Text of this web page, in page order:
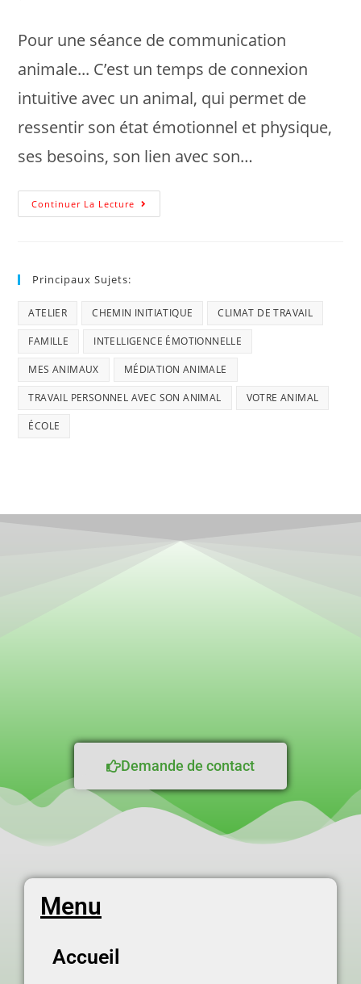
Pour une séance de communication
animale... C’est un temps de connexion
intuitive avec un animal, qui permet de
ressentir son état émotionnel et physique,
ses besoins, son lien avec son…
Continuer La Lecture
Principaux Sujets:
ATELIER CHEMIN INITIATIQUE CLIMAT DE TRAVAIL
FAMILLE INTELLIGENCE ÉMOTIONNELLE
MES ANIMAUX MÉDIATION ANIMALE
TRAVAIL PERSONNEL AVEC SON ANIMAL VOTRE ANIMAL
ÉCOLE
Demande de contact
Menu
Accueil